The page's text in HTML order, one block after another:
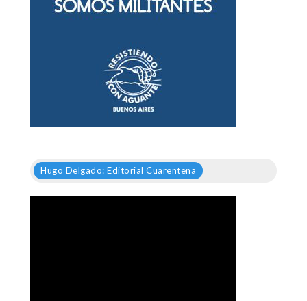
Hugo Delgado: Editorial Cuarentena